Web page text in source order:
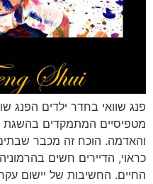
פנג שוואי בחדר ילדים הפנג
מטפיסיים המתמקדים בהשגת
והאדמה. הוכח זה מכבר
כראוי, הדיירים חשים
החיים. החשיבות של יישום